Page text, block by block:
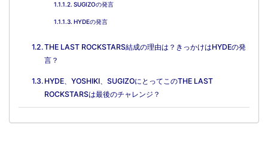
SUGIZOの発言
HYDEの発言
THE LAST ROCKSTARS結成の理由は？きっかけはHYDEの発
言？
HYDE、YOSHIKI、SUGIZOにとってこのTHE LAST
ROCKSTARSは最後のチャレンジ？